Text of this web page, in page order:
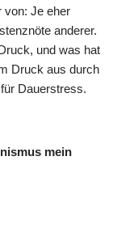
von: Je eher
anderer.
und was hat
Druck aus durch
Dauerstress.
mein